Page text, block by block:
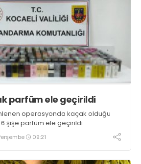
parfüm ele geçirildi
operasyonda kaçak olduğu
şişe parfüm ele geçirildi
09:21